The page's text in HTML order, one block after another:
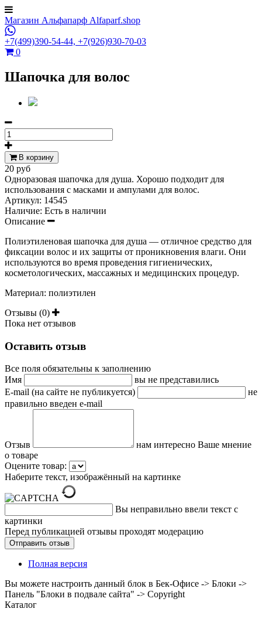
Магазин Альфапарф Alfaparf.shop
+7(499)390-54-44, +7(926)930-70-03
0
Шапочка для волос
В корзину
20 руб
Одноразовая шапочка для душа. Хорошо подходит для
использования с масками и ампулами для волос.
Артикул: 14545
Наличие: Есть в наличии
Описание
Полиэтиленовая шапочка для душа — отличное средство для
фиксации волос и их защиты от проникновения влаги. Они
используются во время проведения гигиенических,
косметологических, массажных и медицинских процедур.
Материал: полиэтилен
Отзывы (0)
Пока нет отзывов
Оставить отзыв
Все поля обязательны к заполнению
Имя
вы не представились
E-mail (на сайте не публикуется)
не
правильно введен e-mail
Отзыв
нам интересно Ваше мнение
о товаре
Оцените товар:
Наберите текст, изображённый на картинке
Вы неправильно ввели текст с
картинки
Перед публикацией отзывы проходят модерацию
Полная версия
Вы можете настроить данный блок в Бек-Офисе -> Блоки ->
Панель "Блоки в подвале сайта" -> Copyright
Каталог